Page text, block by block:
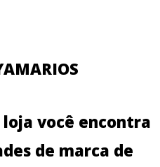
loja você encontra
de marca de